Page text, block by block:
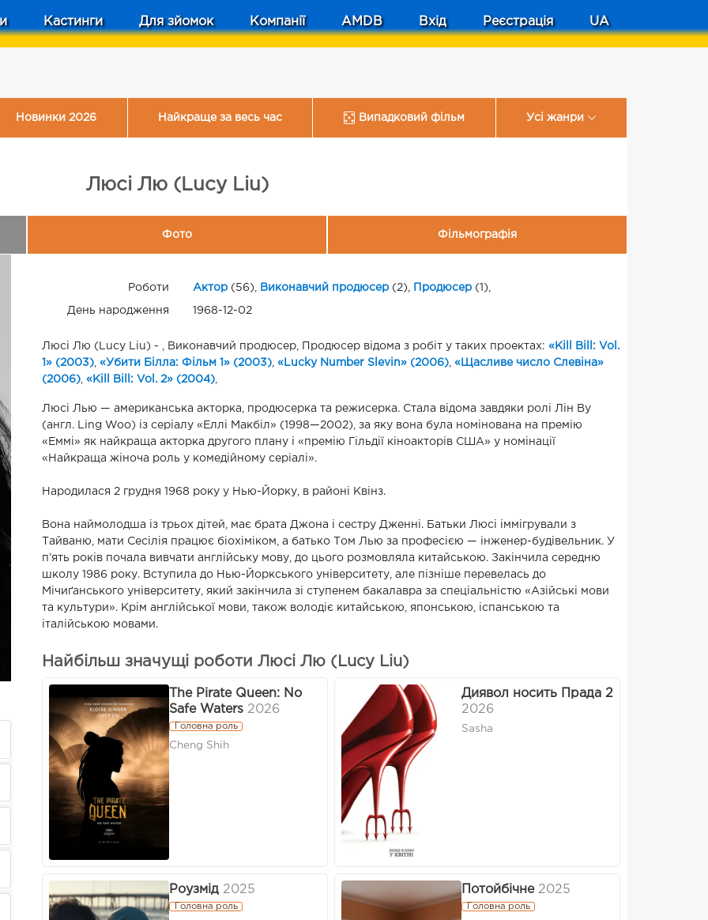
Кастинги Для зйомок Компанії AMDB Вхід Реєстрація UA
Новинки 2026 Найкраще за весь час Випадковий фільм Усі жанри
Люсі Лю (Lucy Liu)
Фото Фільмографія
Роботи Актор(56), Виконавчий продюсер(2), Продюсер(1),
День народження 1968-12-02
Люсі Лю (Lucy Liu) - , Виконавчий продюсер, Продюсер відома з робіт у таких проектах: «Kill Bill: Vol.
1» (2003) «Убити Білла: Фільм 1» (2003) «Lucky Number Slevin» (2006) «Щасливе число Слевіна»
(2006) «Kill Bill: Vol. 2» (2004)
Люсі Лью — американська акторка, продюсерка та режисерка. Стала відома завдяки ролі Лін Ву
(англ. Ling Woo) із серіалу «Еллі Макбіл» (1998—2002), за яку вона була номінована на премію
«Еммі» як найкраща акторка другого плану і «премію Гільдії кіноакторів США» у номінації
«Найкраща жіноча роль у комедійному серіалі».
Народилася 2 грудня 1968 року у Нью-Йорку, в районі Квінз.
Вона наймолодша із трьох дітей, має брата Джона і сестру Дженні. Батьки Люсі іммігрували з
Тайваню, мати Сесілія працює біохіміком, а батько Том Лью за професією — інженер-будівельник. У
п’ять років почала вивчати англійську мову, до цього розмовляла китайською. Закінчила середню
школу 1986 року. Вступила до Нью-Йоркського університету, але пізніше перевелась до
Мічиґанського університету, який закінчила зі ступенем бакалавра за спеціальністю «Азійські мови
та культури». Крім англійської мови, також володіє китайською, японською, іспанською та
італійською мовами.
Найбільш значущі роботи Люсі Лю (Lucy Liu)
The Pirate Queen: No
Safe Waters 2026
Головна роль
Cheng Shih
Диявол носить Прада 2
2026
Sasha
Роузмід 2025
Головна роль
Потойбічне 2025
Головна роль